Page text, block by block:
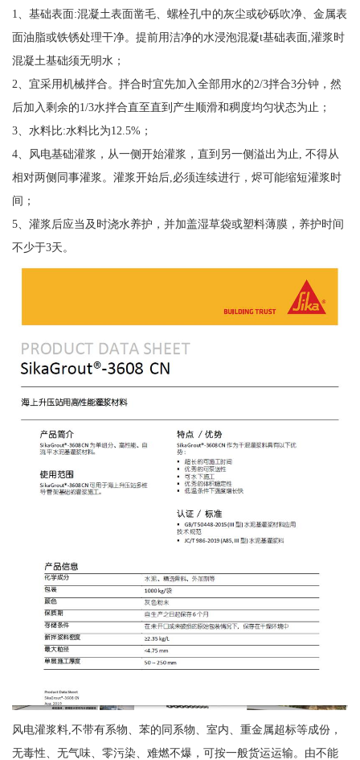
1、基础表面:混凝土表面凿毛、螺栓孔中的灰尘或砂砾吹净、金属表
面油脂或铁锈处理干净。提前用洁净的水浸泡混凝t基础表面,灌浆时
混凝土基础须无明水；
2、宜采用机械拌合。拌合时宜先加入全部用水的2/3拌合3分钟，然
后加入剩余的1/3水拌合直至直到产生顺滑和稠度均匀状态为止；
3、水料比:水料比为12.5%；
4、风电基础灌浆，从一侧开始灌浆，直到另一侧溢出为止, 不得从
相对两侧同事灌浆。灌浆开始后,必须连续进行，烬可能缩短灌浆时
间；
5、灌浆后应当及时浇水养护，并加盖湿草袋或塑料薄膜，养护时间
不少于3天。
风电灌浆料,不带有系物、苯的同系物、室内、重金属超标等成份，
无毒性、无气味、零污染、难燃不爆，可按一般货运运输。由不能